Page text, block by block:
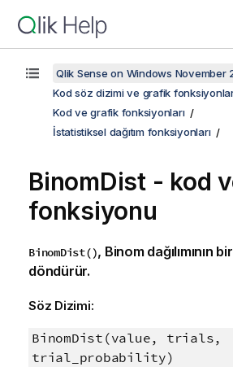
Qlik Sense on Windows November
Kod söz dizimi ve grafik
Kod ve grafik fonksiyonları
İstatistiksel dağıtım fonksiyonları
BinomDist - kod
fonksiyonu
BinomDist(), Binom dağılımının
döndürür.
Söz Dizimi:
BinomDist(value, trials,
trial_probability)